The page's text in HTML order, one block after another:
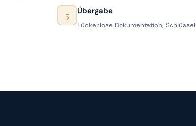
5 Übergabe
Lückenlose Dokumentation,